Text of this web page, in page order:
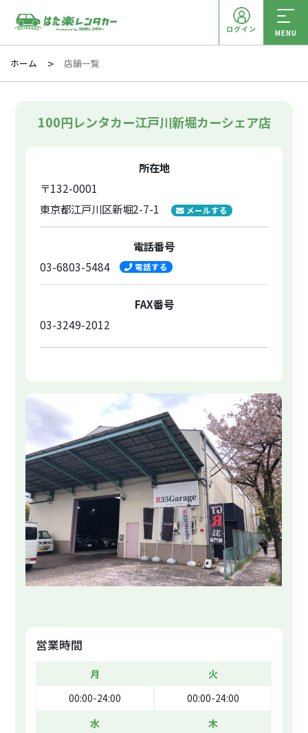
ログイン MENU
ホーム 店舗一覧
100円レンタカー江戸川新堀カーシェア店
所在地
〒132-0001
東京都江戸川区新堀2-7-1
メールする
電話番号
03-6803-5484
電話する
FAX番号
03-3249-2012
営業時間
月
00:00-24:00
火
00:00-24:00
水
木